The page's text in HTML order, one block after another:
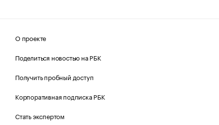
О проекте
Поделиться новостью на РБК
Получить пробный доступ
Корпоративная подписка РБК
Стать экспертом